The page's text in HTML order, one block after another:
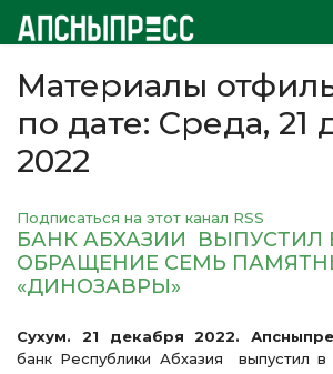
Материалы
по дате: Среда, 21
2022
Подписаться на этот канал RSS
БАНК АБХАЗИИ ВЫПУСТИЛ
ОБРАЩЕНИЕ СЕМЬ
«ДИНОЗАВРЫ»
Сухум. 21 декабря 2022.
банк Республики Абхазия выпустил